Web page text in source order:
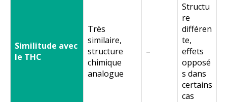
Similitude avec
le THC
Très
similaire,
structure
chimique
analogue
–
Structu
re
différen
te,
effets
opposé
s dans
certains
cas